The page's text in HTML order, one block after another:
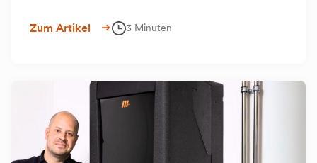
Ergänzung zu unserem PVT-System ist.
Zum Artikel 3 Minuten